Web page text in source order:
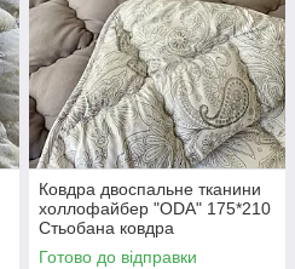
Ковдра двоспальне тканини
холлофайбер "ODA" 175*210
Стьобана ковдра
Готово до відправки